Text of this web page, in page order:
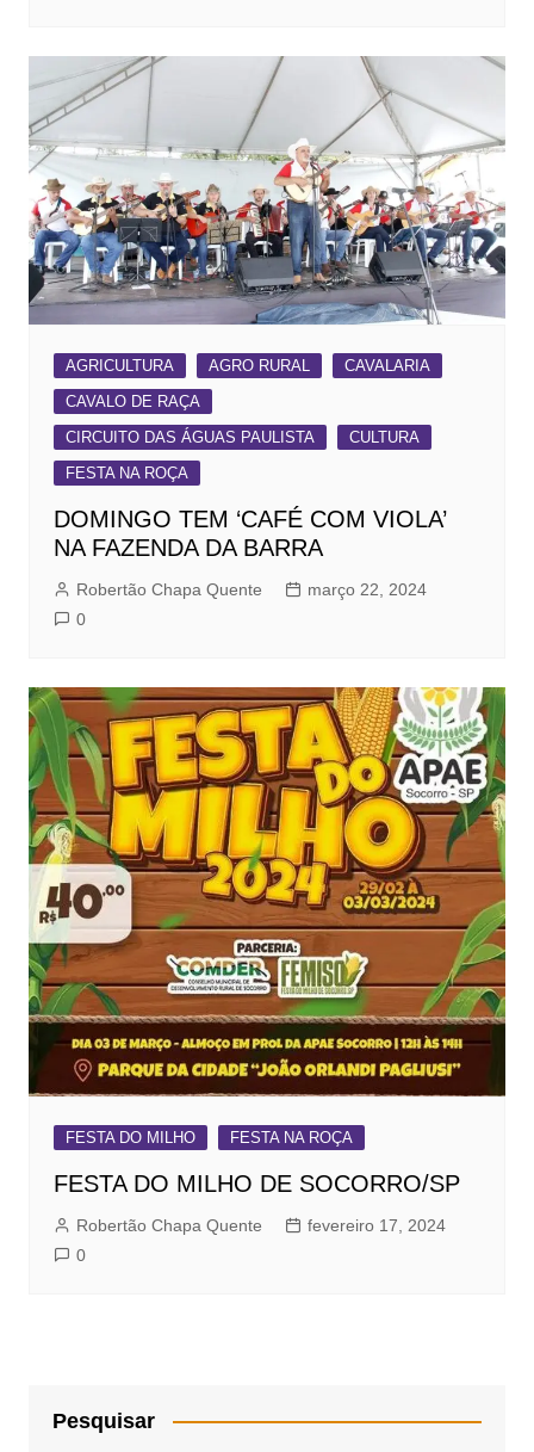
AGRICULTURA AGRO RURAL
CAVALARIA
CAVALO DE RAÇA
CIRCUITO DAS ÁGUAS PAULISTA
CULTURA
FESTA NA ROÇA
DOMINGO TEM ‘CAFÉ COM VIOLA’
NA FAZENDA DA BARRA
Robertão Chapa Quente
março 22, 2024
0
FESTA DO MILHO FESTA NA ROÇA
FESTA DO MILHO DE SOCORRO/SP
Robertão Chapa Quente
fevereiro 17, 2024
0
Pesquisar